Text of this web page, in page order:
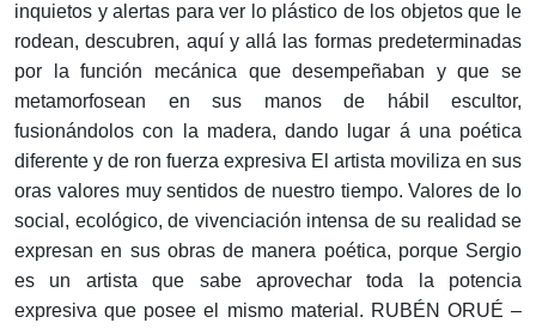
inquietos y alertas para ver lo plástico de los objetos que le
rodean, descubren, aquí y allá las formas predeterminadas
por la función mecánica que desempeñaban y que se
metamorfosean en sus manos de hábil escultor,
fusionándolos con la madera, dando lugar á una poética
diferente y de ron fuerza expresiva El artista moviliza en sus
oras valores muy sentidos de nuestro tiempo. Valores de lo
social, ecológico, de vivenciación intensa de su realidad se
expresan en sus obras de manera poética, porque Sergio
es un artista que sabe aprovechar toda la potencia
expresiva que posee el mismo material. RUBÉN ORUÉ –